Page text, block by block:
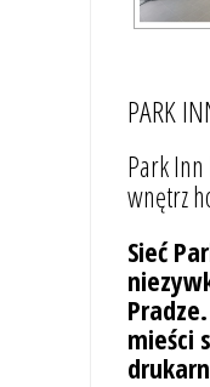
PARK
Park
wnętrz
Sieć
mieści